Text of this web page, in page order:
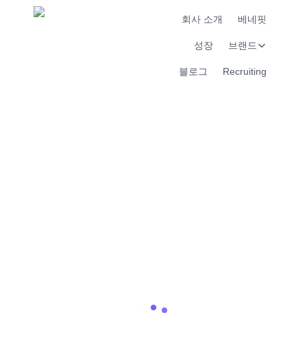
회사 소개 베네핏
성장 브랜드
블로그 Recruiting